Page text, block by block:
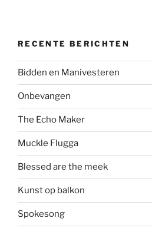
RECENTE BERICHTEN
Bidden en Manivesteren
Onbevangen
The Echo Maker
Muckle Flugga
Blessed are the meek
Kunst op balkon
Spokesong